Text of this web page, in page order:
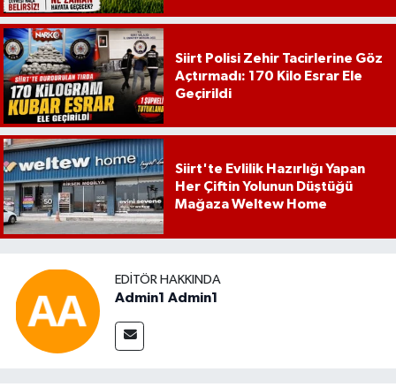
Siirt Polisi Zehir Tacirlerine Göz
Açtırmadı: 170 Kilo Esrar Ele
Geçirildi
Siirt'te Evlilik Hazırlığı Yapan
Her Çiftin Yolunun Düştüğü
Mağaza Weltew Home
EDITÖR HAKKINDA
Admin1 Admin1